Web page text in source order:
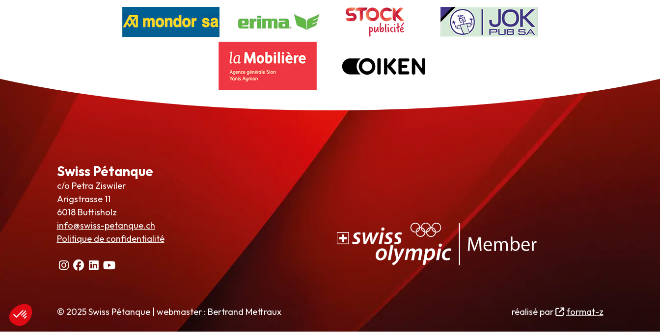
Swiss Pétanque
c/o Petra Ziswiler
Arigstrasse 11
6018 Buttisholz
info@swiss-petanque.ch
Politique de confidentialité
© 2025 Swiss Pétanque | webmaster : Bertrand Mettraux réalisé par format-z